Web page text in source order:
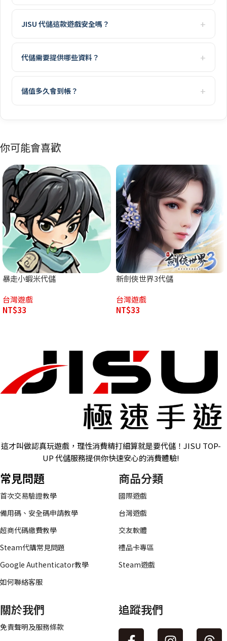
JISU 代儲這款遊戲安全嗎？
代儲需要提供哪些資料？
儲值多久會到帳？
你可能會喜歡
暴走小蝦米代儲
台灣遊戲
NT$33
新劍俠世界3代儲
台灣遊戲
NT$33
這才叫做認真玩遊戲，理性消費精打細算就是要代儲！JISU TOP-
UP 代儲服務提供你快速安心的消費體驗!
常見問題
首次交易驗證教學
備用碼、安全碼申請教學
超商代碼繳費教學
Steam代購常見問題
Google Authenticator教學
如何聯絡客服
商品分類
國際遊戲
台灣遊戲
交友軟體
禮品卡專區
Steam遊戲
關於我們
免責聲明及服務條款
追蹤我們